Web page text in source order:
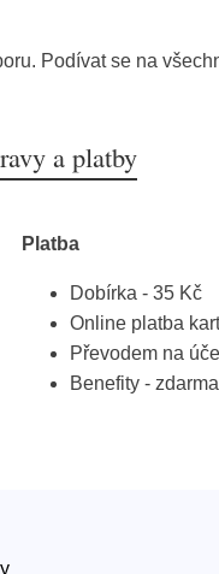
Podívat se na
a platby
Platba
Dobírka - 35 Kč
Online platba
Převodem na
Benefity - zdarma